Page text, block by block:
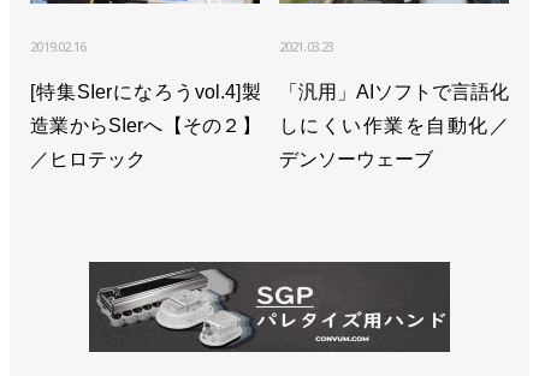
2019.02.16
[特集SIerになろうvol.4]製
造業からSIerへ【その２】
／ヒロテック
2021.03.23
「汎用」AIソフトで言語化
しにくい作業を自動化／
デンソーウェーブ